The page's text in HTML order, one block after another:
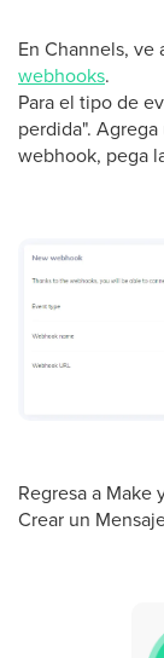
En Channels, ve
webhooks.
Para el tipo de
perdida".
webhook, pega
Regresa a
Crear un